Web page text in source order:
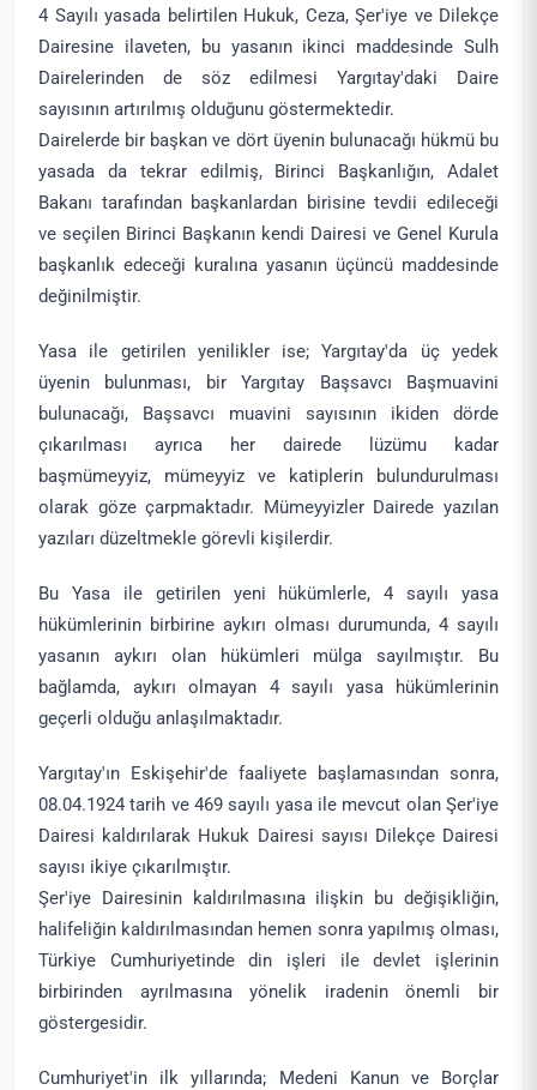
4 Sayılı yasada belirtilen Hukuk, Ceza, Şer'iye ve Dilekçe
Dairesine ilaveten, bu yasanın ikinci maddesinde Sulh
Dairelerinden de söz edilmesi Yargıtay'daki Daire
sayısının artırılmış olduğunu göstermektedir.
Dairelerde bir başkan ve dört üyenin bulunacağı hükmü bu
yasada da tekrar edilmiş, Birinci Başkanlığın, Adalet
Bakanı tarafından başkanlardan birisine tevdii edileceği
ve seçilen Birinci Başkanın kendi Dairesi ve Genel Kurula
başkanlık edeceği kuralına yasanın üçüncü maddesinde
değinilmiştir.
Yasa ile getirilen yenilikler ise; Yargıtay'da üç yedek
üyenin bulunması, bir Yargıtay Başsavcı Başmuavini
bulunacağı, Başsavcı muavini sayısının ikiden dörde
çıkarılması ayrıca her dairede lüzümu kadar
başmümeyyiz, mümeyyiz ve katiplerin bulundurulması
olarak göze çarpmaktadır. Mümeyyizler Dairede yazılan
yazıları düzeltmekle görevli kişilerdir.
Bu Yasa ile getirilen yeni hükümlerle, 4 sayılı yasa
hükümlerinin birbirine aykırı olması durumunda, 4 sayılı
yasanın aykırı olan hükümleri mülga sayılmıştır. Bu
bağlamda, aykırı olmayan 4 sayılı yasa hükümlerinin
geçerli olduğu anlaşılmaktadır.
Yargıtay'ın Eskişehir'de faaliyete başlamasından sonra,
08.04.1924 tarih ve 469 sayılı yasa ile mevcut olan Şer'iye
Dairesi kaldırılarak Hukuk Dairesi sayısı Dilekçe Dairesi
sayısı ikiye çıkarılmıştır.
Şer'iye Dairesinin kaldırılmasına ilişkin bu değişikliğin,
halifeliğin kaldırılmasından hemen sonra yapılmış olması,
Türkiye Cumhuriyetinde din işleri ile devlet işlerinin
birbirinden ayrılmasına yönelik iradenin önemli bir
göstergesidir.
Cumhuriyet'in ilk yıllarında; Medeni Kanun ve Borçlar